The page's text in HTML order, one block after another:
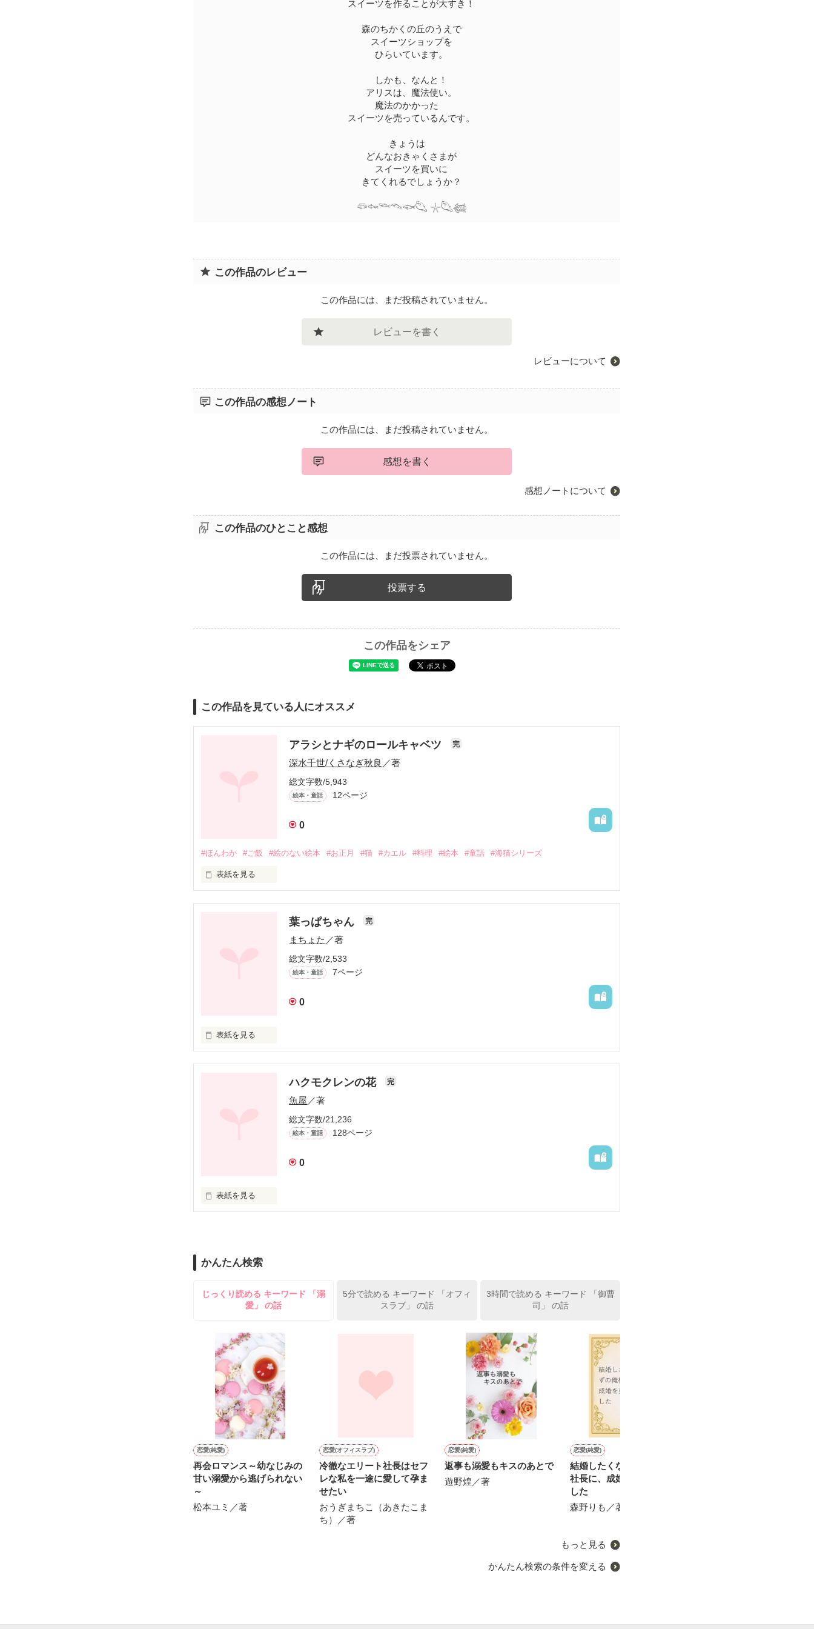
スイーツを作ることが大すき！
森のちかくの丘のうえで
スイーツショップを
ひらいています。
しかも、なんと！
アリスは、魔法使い。
魔法のかかった
スイーツを売っているんです。
きょうは
どんなおきゃくさまが
スイーツを買いに
きてくれるでしょうか？
𓆛𓆜𓆝𓆞𓆟𓆡 𓇼𓆡𓆉
この作品のレビュー
この作品には、まだ投稿されていません。
レビューを書く
レビューについて
この作品の感想ノート
この作品には、まだ投稿されていません。
感想を書く
感想ノートについて
この作品のひとこと感想
この作品には、まだ投票されていません。
投票する
この作品をシェア
この作品を見ている人にオススメ
アラシとナギのロールキャベツ 完
深水千世/くさなぎ秋良 ／著
総文字数/5,943
絵本・童話 12ページ
0
#ほんわか #ご飯 #絵のない絵本 #お正月 #猫 #カエル #料理 #絵本 #童話 #海猫シリーズ
表紙を見る
『うみのねこ』にはメニューがありません。
お客さんが食べたいものを作って出すのです。
ここは海に住む猫の料理店。
作品を読む
葉っぱちゃん 完
まちょた ／著
総文字数/2,533
絵本・童話 7ページ
0
表紙を見る
ハクモクレンの花 完
魚屋 ／著
総文字数/21,236
絵本・童話 128ページ
0
表紙を見る
それは病院の
アフリカの風に吹かれ、
やがて、故郷へ。
作品を読む
かんたん検索
じっくり読める キーワード 「溺
愛」 の話
5分で読める キーワード 「オフィ
スラブ」 の話
3時間で読める キーワード 「御曹
司」 の話
恋愛(純愛)
再会ロマンス～幼なじみの
甘い溺愛から逃げられない
～
松本ユミ／著
恋愛(オフィスラブ)
冷徹なエリート社長はセフ
レな私を一途に愛して孕ま
せたい
おうぎまちこ（あきたこま
ち）／著
恋愛(純愛)
返事も溺愛もキスのあとで
遊野煌／著
恋愛(純愛)
結婚したくないはずの俺様
社長に、成婚を強行されま
した
森野りも／著
もっと見る
かんたん検索の条件を変える